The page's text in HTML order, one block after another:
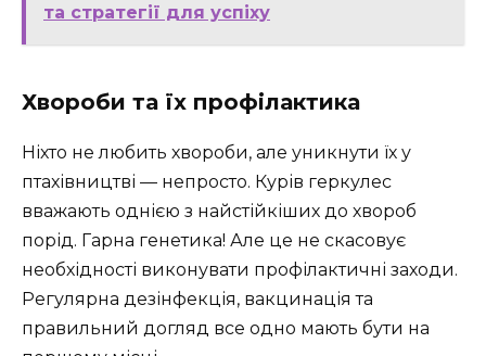
та стратегії для успіху
Хвороби та їх профілактика
Ніхто не любить хвороби, але уникнути їх у
птахівництві — непросто. Курів геркулес
вважають однією з найстійкіших до хвороб
порід. Гарна генетика! Але це не скасовує
необхідності виконувати профілактичні заходи.
Регулярна дезінфекція, вакцинація та
правильний догляд все одно мають бути на